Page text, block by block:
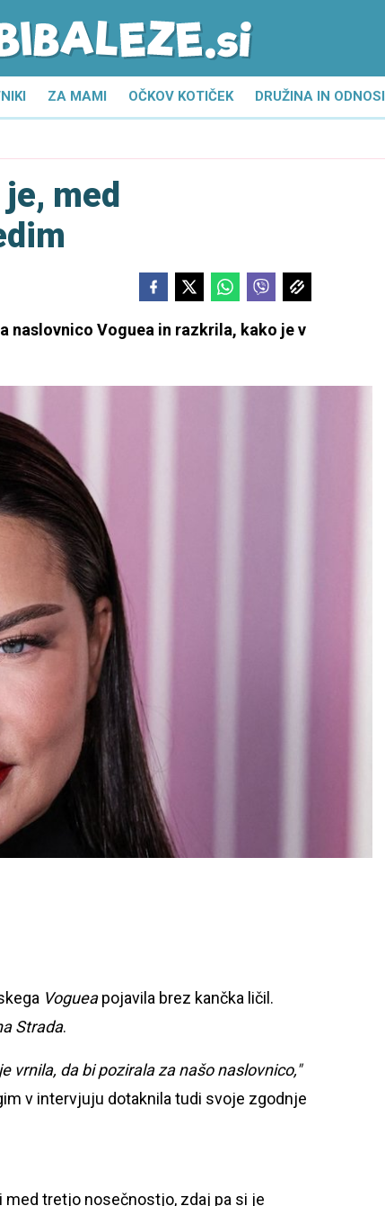
ZA MAMI OČKOV KOTIČEK DRUŽINA IN ODNOSI
med
naslovnico Voguea in razkrila, kako je v
Vogueapojavila brez kančka ličil.
Strada.
vrnila, da bi pozirala za našo naslovnico,"
v intervjuju dotaknila tudi svoje zgodnje
med tretjo nosečnostjo, zdaj pa si je